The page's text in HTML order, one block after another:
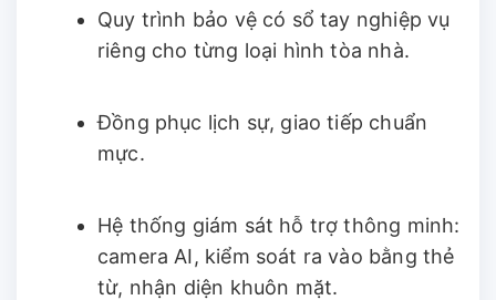
Quy trình bảo vệ có sổ tay nghiệp vụ
riêng cho từng loại hình tòa nhà.
Đồng phục lịch sự, giao tiếp chuẩn
mực.
Hệ thống giám sát hỗ trợ thông minh:
camera AI, kiểm soát ra vào bằng thẻ
từ, nhận diện khuôn mặt.